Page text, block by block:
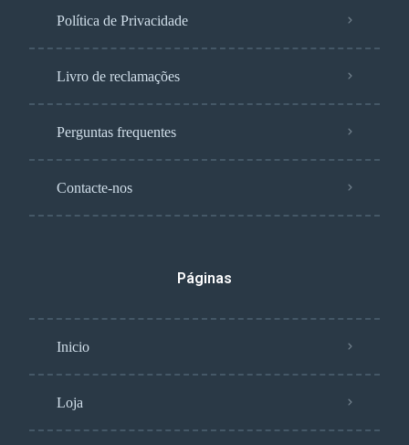
Política de Privacidade
Livro de reclamações
Perguntas frequentes
Contacte-nos
Páginas
Inicio
Loja